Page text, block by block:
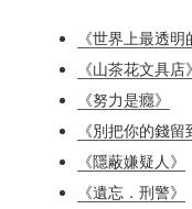
《世界上最透明
《山茶花文具店》
《努力是癮》
《別把你的錢留
《隱蔽嫌疑人》
《遺忘．刑警》